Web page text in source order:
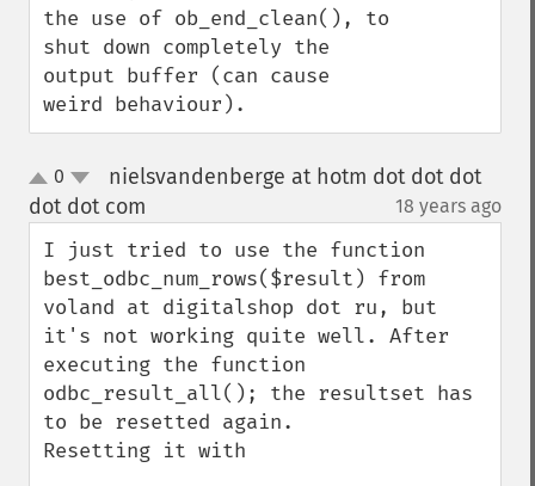
the use of ob_end_clean(), to
shut down completely the
output buffer (can cause
weird behaviour).
up
down
0
nielsvandenberge at hotm dot dot dot
dot dot com
18 years ago
I just tried to use the function
best_odbc_num_rows($result) from
voland at digitalshop dot ru, but
it's not working quite well. After
executing the function
odbc_result_all(); the resultset has
to be resetted again.
Resetting it with